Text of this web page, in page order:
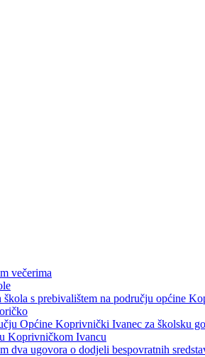
večerima
s prebivalištem na području općine
Općine Koprivnički Ivanec za školsku
Koprivničkom Ivancu
ugovora o dodjeli bespovratnih